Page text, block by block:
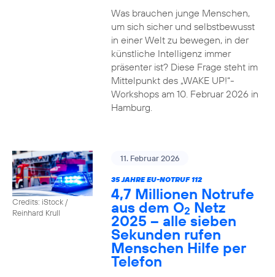
Was brauchen junge Menschen,
um sich sicher und selbstbewusst
in einer Welt zu bewegen, in der
künstliche Intelligenz immer
präsenter ist? Diese Frage steht im
Mittelpunkt des „WAKE UP!“-
Workshops am 10. Februar 2026 in
Hamburg.
Credits: iStock /
Reinhard Krull
11. Februar 2026
35 JAHRE EU-NOTRUF 112
4,7 Millionen Notrufe
aus dem O2 Netz
2025 – alle sieben
Sekunden rufen
Menschen Hilfe per
Telefon